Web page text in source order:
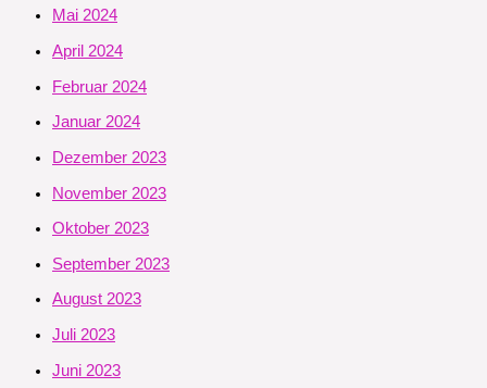
Mai 2024
April 2024
Februar 2024
Januar 2024
Dezember 2023
November 2023
Oktober 2023
September 2023
August 2023
Juli 2023
Juni 2023